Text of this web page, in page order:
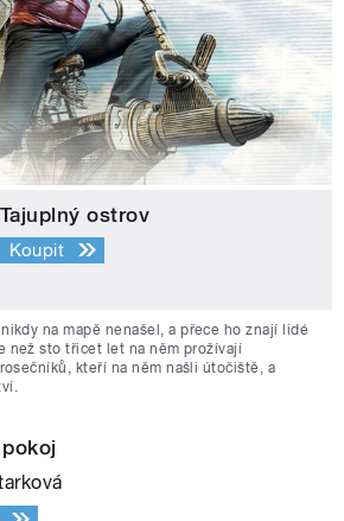
Tajuplný ostrov
Koupit
na mapě nenašel, a přece ho znají lidé
než sto třicet let na něm prožívají
kteří na něm našli útočiště, a